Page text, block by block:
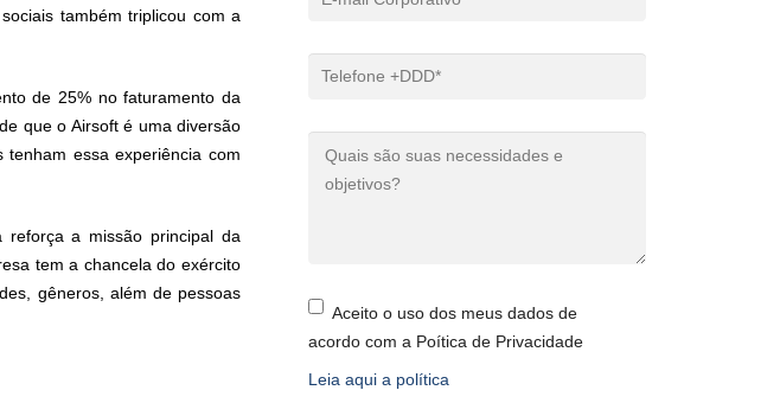
também triplicou com a
de 25% no faturamento da
que o Airsoft é uma diversão
essa experiência com
a missão principal da
tem a chancela do exército
gêneros, além de pessoas
Aceito o uso dos meus dados de
acordo com a Poítica de Privacidade
Leia aqui a política